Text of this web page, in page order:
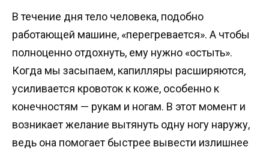
В течение дня тело человека, подобно
работающей машине, «перегревается». А чтобы
полноценно отдохнуть, ему нужно «остыть».
Когда мы засыпаем, капилляры расширяются,
усиливается кровоток к коже, особенно к
конечностям — рукам и ногам. В этот момент и
возникает желание вытянуть одну ногу наружу,
ведь она помогает быстрее вывести излишнее